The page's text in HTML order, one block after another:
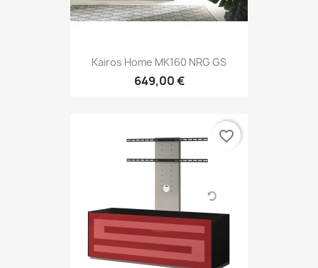
Kairos Home MK160 NRG GS
649,00 €
favorite_border